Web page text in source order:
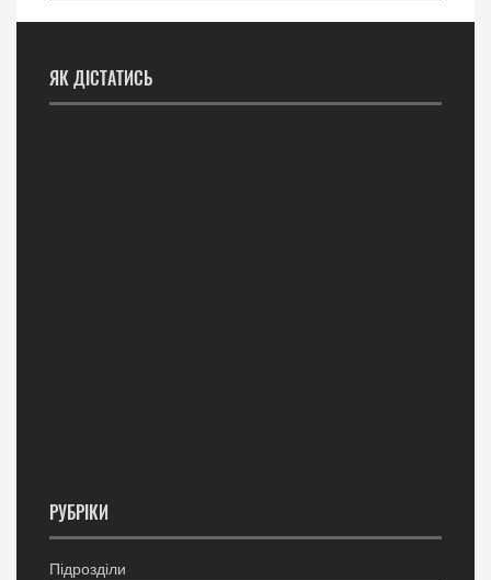
ЯК ДІСТАТИСЬ
РУБРІКИ
Підрозділи